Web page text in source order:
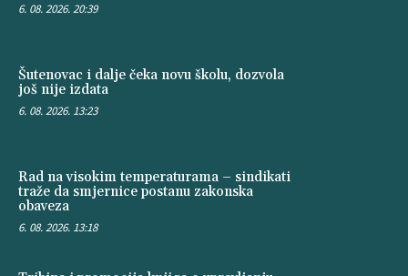
6. 08. 2026. 20:39
Šutenovac i dalje čeka novu školu, dozvola
još nije izdata
6. 08. 2026. 13:23
Rad na visokim temperaturama – sindikati
traže da smjernice postanu zakonska
obaveza
6. 08. 2026. 13:18